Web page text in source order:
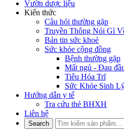
Vườn dược liệu
Kiến thức
Câu hỏi thường gặp
Truyền Thông Nói Gì
Bản tin sức khoẻ
Sức khỏe cộng đồng
Bệnh thường gặp
Mất ngủ - Đau
Tiêu Hóa Trĩ
Sức Khỏe Sinh
Hướng dẫn y tế
Tra cứu thẻ BHXH
Liên hệ